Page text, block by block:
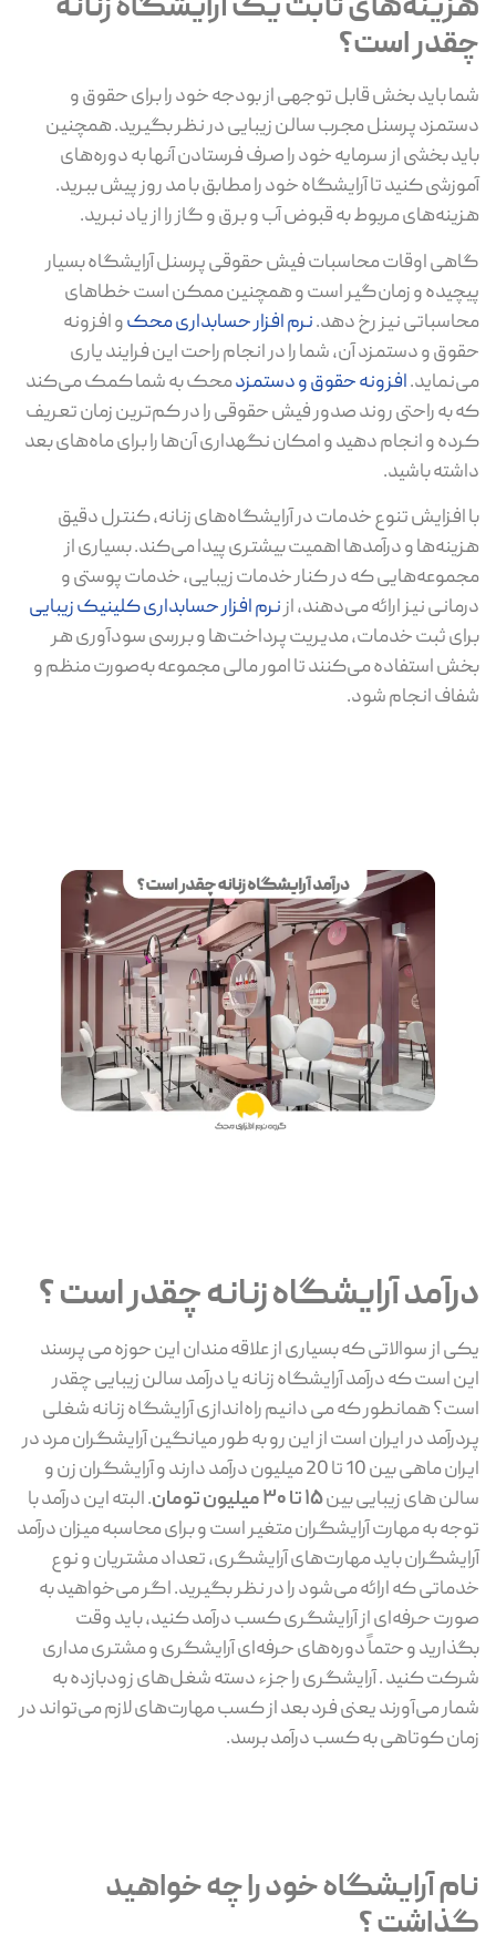
هزینه‌های ثابت یک آرایشگاه زنانه
چقدر است؟
شما باید بخش قابل توجهی از بودجه خود را برای حقوق و
دستمزد پرسنل مجرب سالن زیبایی در نظر بگیرید. همچنین
باید بخشی از سرمایه خود را صرف فرستادن آنها به دوره‌های
آموزشی کنید تا آرایشگاه خود را مطابق با مد روز پیش ببرید.
هزینه‌های مربوط به قبوض آب و برق و گاز را از یاد نبرید.
گاهی اوقات محاسبات فیش حقوقی پرسنل آرایشگاه بسیار
پیچیده و زمان‌گیر است و همچنین ممکن است خطاهای
محاسباتی نیز رخ دهد.نرم افزار حسابداری محکو افزونه
حقوق و دستمزد آن، شما را در انجام راحت این فرایند یاری
می‌نماید.افزونه حقوق و دستمزدمحک به شما کمک می‌کند
که به راحتی روند صدور فیش حقوقی را در کم‌ترین زمان تعریف
کرده و انجام دهید و امکان نگهداری آن‌ها را برای ماه‌های بعد
داشته باشید.
با افزایش تنوع خدمات در آرایشگاه‌های زنانه، کنترل دقیق
هزینه‌ها و درآمدها اهمیت بیشتری پیدا می‌کند. بسیاری از
مجموعه‌هایی که در کنار خدمات زیبایی، خدمات پوستی و
درمانی نیز ارائه می‌دهند، ازنرم افزار حسابداری کلینیک زیبایی
برای ثبت خدمات، مدیریت پرداخت‌ها و بررسی سودآوری هر
بخش استفاده می‌کنند تا امور مالی مجموعه به‌صورت منظم و
شفاف انجام شود.
درآمد آرایشگاه زنانه چقدر است ؟
یکی از سوالاتی که بسیاری از علاقه مندان این حوزه می پرسند
این است که درآمد آرایشگاه زنانه یا درآمد سالن زیبایی چقدر
است؟ همانطور که می دانیم راه‌اندازی آرایشگاه زنانه شغلی
پردرآمد در ایران است از این رو به طور میانگین آرایشگران مرد در
ایران ماهی بین 10 تا 20 میلیون درآمد دارند و آرایشگران زن و
سالن های زیبایی بین15 تا 30 میلیون تومان
. البته این درآمد با
توجه به مهارت آرایشگران متغیر است و برای محاسبه میزان درآمد
آرایشگران باید مهارت‌های آرایشگری، تعداد مشتریان و نوع
خدماتی که ارائه می‌شود را در نظر بگیرید. اگر می‌خواهید به
صورت حرفه‌ای از آرایشگری کسب درآمد کنید، باید وقت
بگذارید و حتماً دوره‌های حرفه‌ای آرایشگری و مشتری مداری
شرکت کنید . آرایشگری را جزء دسته شغل‌های زودبازده به
شمار می‌آورند یعنی فرد بعد از کسب مهارت‌های لازم می‌تواند در
زمان کوتاهی به کسب درآمد برسد.
نام آرایشگاه خود را چه خواهید
گذاشت ؟